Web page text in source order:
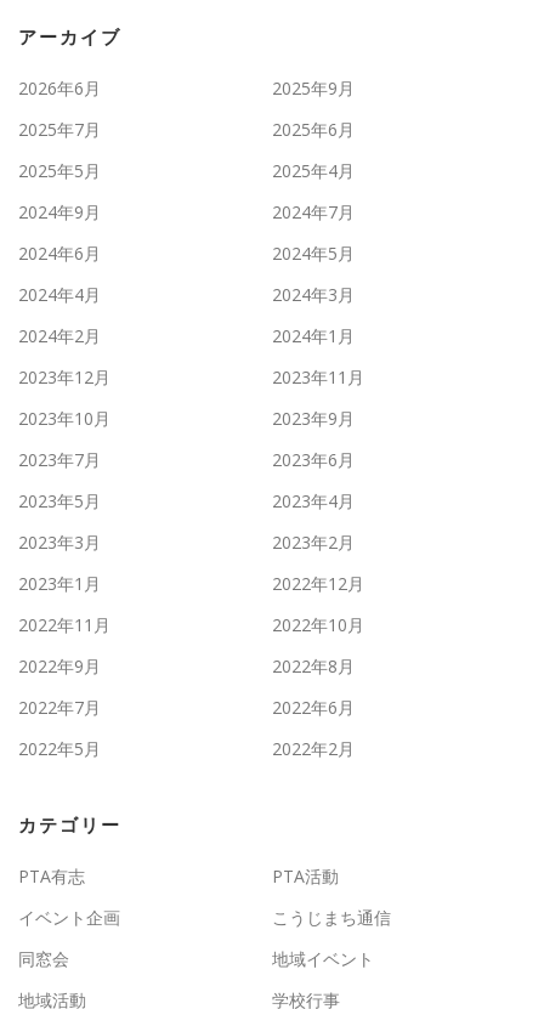
アーカイブ
2026年6月
2025年9月
2025年7月
2025年6月
2025年5月
2025年4月
2024年9月
2024年7月
2024年6月
2024年5月
2024年4月
2024年3月
2024年2月
2024年1月
2023年12月
2023年11月
2023年10月
2023年9月
2023年7月
2023年6月
2023年5月
2023年4月
2023年3月
2023年2月
2023年1月
2022年12月
2022年11月
2022年10月
2022年9月
2022年8月
2022年7月
2022年6月
2022年5月
2022年2月
カテゴリー
PTA有志
PTA活動
イベント企画
こうじまち通信
同窓会
地域イベント
地域活動
学校行事